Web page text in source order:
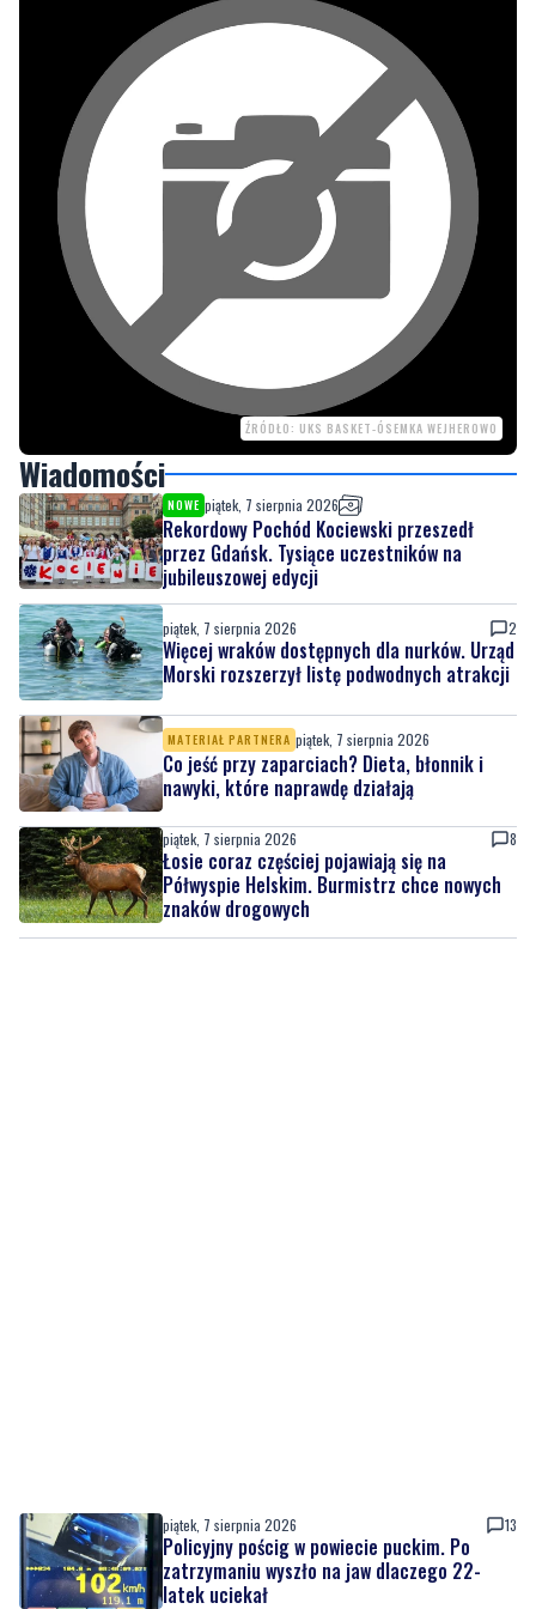
ŹRÓDŁO: UKS BASKET-ÓSEMKA WEJHEROWO
Wiadomości
NOWE piątek, 7 sierpnia 2026
Rekordowy Pochód Kociewski przeszedł
przez Gdańsk. Tysiące uczestników na
jubileuszowej edycji
piątek, 7 sierpnia 2026 2
Więcej wraków dostępnych dla nurków. Urząd
Morski rozszerzył listę podwodnych atrakcji
MATERIAŁ PARTNERA piątek, 7 sierpnia 2026
Co jeść przy zaparciach? Dieta, błonnik i
nawyki, które naprawdę działają
piątek, 7 sierpnia 2026 8
Łosie coraz częściej pojawiają się na
Półwyspie Helskim. Burmistrz chce nowych
znaków drogowych
piątek, 7 sierpnia 2026 13
Policyjny pościg w powiecie puckim. Po
zatrzymaniu wyszło na jaw dlaczego 22-
latek uciekał